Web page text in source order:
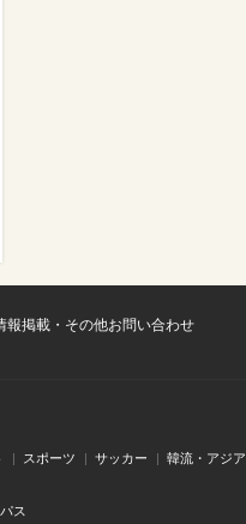
報掲載・その他お問い合わせ
スポーツ サッカー 韓流・アジア
ス